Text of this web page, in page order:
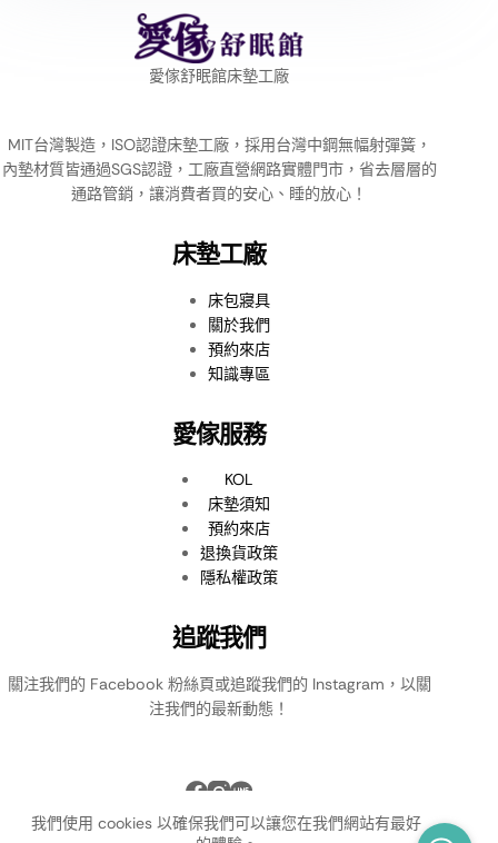
我們使用 cookies 以確保我們可以讓您在我們網站有最好
愛傢舒眠館床墊工廠
MIT台灣製造，ISO認證床墊工廠，採用台灣中鋼無幅射彈簧，
內墊材質皆通過SGS認證，工廠直營網路實體門市，省去層層的
通路管銷，讓消費者買的安心、睡的放心！
床墊工廠
床包寢具
關於我們
預約來店
知識專區
愛傢服務
KOL
床墊須知
預約來店
退換貨政策
隱私權政策
追蹤我們
關注我們的 Facebook 粉絲頁或追蹤我們的 Instagram，以關
注我們的最新動態！